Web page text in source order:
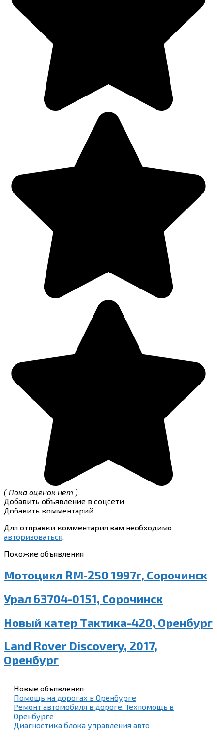
( Пока оценок нет )
Добавить объявление в соцсети
Добавить комментарий
Для отправки комментария вам необходимо
авторизоваться.
Похожие объявления
Мотоцикл RM-250 1997г, Сорочинск
Урал 63704-0151, Сорочинск
Новый катер Тактика-420, Оренбург
Land Rover Discovery, 2017,
Оренбург
Новые объявления
Помощь на дорогах в Оренбурге
Ремонт автомобиля в дороге. Техпомощь в
Оренбурге
Диагностика блока управления авто